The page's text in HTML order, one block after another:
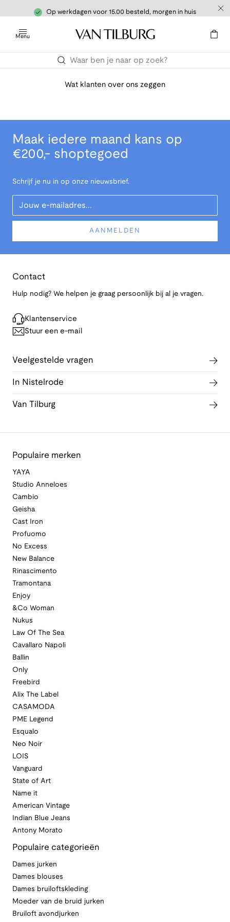
Op werkdagen voor 15.00 besteld, morgen in huis
Menu
Wat klanten over ons zeggen
Maak iedere maand kans op
€200,- shoptegoed
Schrijf je nu in op onze nieuwsbrief.
Your Email
AANMELDEN
Contact
Hulp nodig? We helpen je graag persoonlijk bij al je vragen.
Klantenservice
Stuur een e-mail
Veelgestelde vragen
In Nistelrode
Van Tilburg
Populaire merken
YAYA
Studio Anneloes
Cambio
Geisha
Cast Iron
Profuomo
No Excess
New Balance
Rinascimento
Tramontana
Enjoy
&Co Woman
Nukus
Law Of The Sea
Cavallaro Napoli
Ballin
Only
Freebird
Alix The Label
CASAMODA
PME Legend
Esqualo
Neo Noir
LOIS
Vanguard
State of Art
Name it
American Vintage
Indian Blue Jeans
Antony Morato
Populaire categorieën
Dames jurken
Dames blouses
Dames bruiloftskleding
Moeder van de bruid jurken
Bruiloft avondjurken